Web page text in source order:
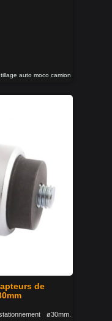
auto moco camion
de
ø30mm.